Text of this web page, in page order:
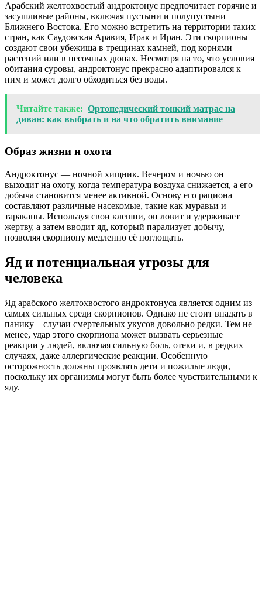
Арабский желтохвостый андроктонус предпочитает горячие и
засушливые районы, включая пустыни и полупустыни
Ближнего Востока. Его можно встретить на территории таких
стран, как Саудовская Аравия, Ирак и Иран. Эти скорпионы
создают свои убежища в трещинах камней, под корнями
растений или в песочных дюнах. Несмотря на то, что условия
обитания суровы, андроктонус прекрасно адаптировался к
ним и может долго обходиться без воды.
Читайте также: Ортопедический тонкий матрас на
диван: как выбрать и на что обратить внимание
Образ жизни и охота
Андроктонус — ночной хищник. Вечером и ночью он
выходит на охоту, когда температура воздуха снижается, а его
добыча становится менее активной. Основу его рациона
составляют различные насекомые, такие как муравьи и
тараканы. Используя свои клешни, он ловит и удерживает
жертву, а затем вводит яд, который парализует добычу,
позволяя скорпиону медленно её поглощать.
Яд и потенциальная угрозы для
человека
Яд арабского желтохвостого андроктонуса является одним из
самых сильных среди скорпионов. Однако не стоит впадать в
панику – случаи смертельных укусов довольно редки. Тем не
менее, удар этого скорпиона может вызвать серьезные
реакции у людей, включая сильную боль, отеки и, в редких
случаях, даже аллергические реакции. Особенную
осторожность должны проявлять дети и пожилые люди,
поскольку их организмы могут быть более чувствительными к
яду.